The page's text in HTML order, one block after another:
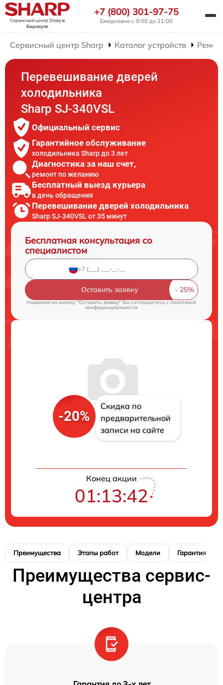
Сервисный центр Sharpв
Барнауле
+7 (800) 301-97-75
Ежедневно с 9:00 до 21:00
Сервисный центр Sharp Каталог устройств
Перевешивание дверей
холодильника
Sharp SJ-340VSL
Официальный сервис
Гарантийное обслуживание
холодильника Sharp до 3 лет
Диагностика за наш счет,
ремонт по желанию
Бесплатный выезд курьера
в день обращения
Перевешивание дверей холодильника
Sharp SJ-340VSL от 35 минут
Бесплатная консультация со
специалистом
Оставить заявку
Нажимая на кнопку "Оставить заявку" Вы соглашаетесь cполитикой
конфиденциальности
-20%
Скидка по
предварительной
записи на сайте
Конец акции
01:13:41
Преимущества Этапы работ Модели Гарантия
Преимущества сервис-
центра